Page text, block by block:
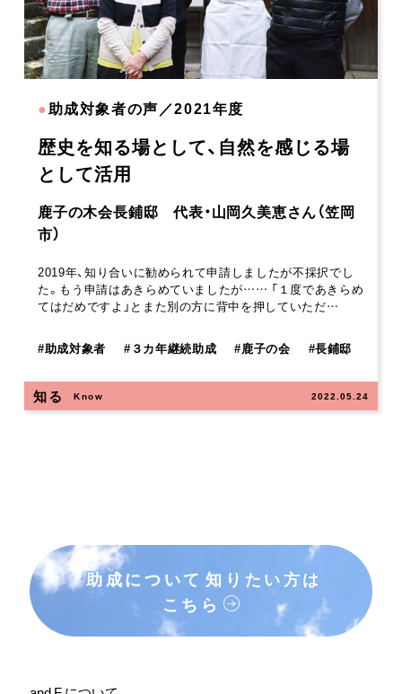
●助成対象者の声／2021年度
歴史を知る場として、自然を感じる場
として活用
鹿子の木会長鋪邸 代表・山岡久美恵さん（笠岡
市）
2019年、知り合いに勧められて申請しましたが不採択でし
た。もう申請はあきらめていましたが…… 「１度であきらめ
てはだめですよ」とまた別の方に背中を押していただ…
#助成対象者 # ３カ年継続助成 #鹿子の会 #長鋪邸
知る Know 2022.05.24
助成について 知りたい方は
こちら